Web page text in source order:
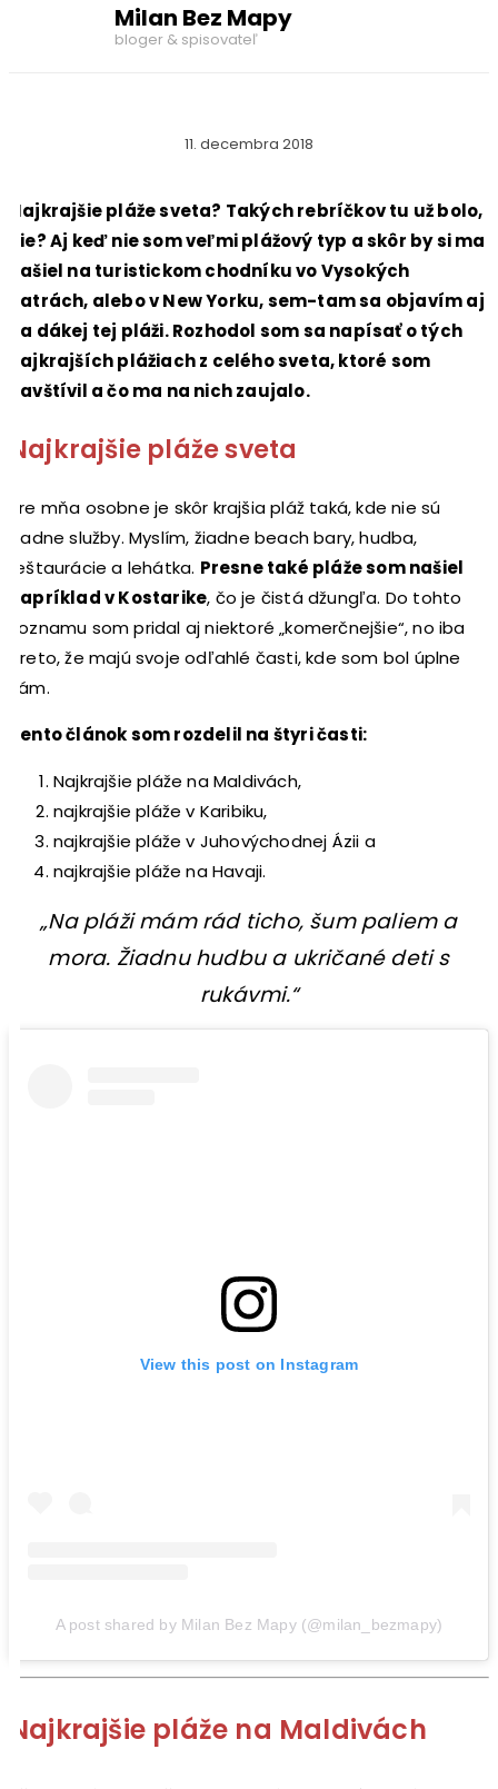
Milan Bez Mapy
bloger & spisovateľ
11. decembra 2018
Najkrajšie pláže sveta? Takých rebríčkov tu už bolo,
nie? Aj keď nie som veľmi plážový typ a skôr by si ma
našiel na turistickom chodníku vo Vysokých
Tatrách, alebo v New Yorku, sem-tam sa objavím aj
na dákej tej pláži. Rozhodol som sa napísať o tých
najkrajších plážiach z celého sveta, ktoré som
navštívil a čo ma na nich zaujalo.
Najkrajšie pláže sveta
Pre mňa osobne je skôr krajšia pláž taká, kde nie sú
žiadne služby. Myslím, žiadne beach bary, hudba,
reštaurácie a lehátka. Presne také pláže som našiel
napríklad v Kostarike, čo je čistá džungľa. Do tohto
zoznamu som pridal aj niektoré „komerčnejšie“, no iba
preto, že majú svoje odľahlé časti, kde som bol úplne
sám.
Tento článok som rozdelil na štyri časti:
Najkrajšie pláže na Maldivách,
najkrajšie pláže v Karibiku,
najkrajšie pláže v Juhovýchodnej Ázii a
najkrajšie pláže na Havaji.
„Na pláži mám rád ticho, šum paliem a
mora. Žiadnu hudbu a ukričané deti s
rukávmi.“
View this post on Instagram
A post shared by Milan Bez Mapy (@milan_bezmapy)
Najkrajšie pláže na Maldivách